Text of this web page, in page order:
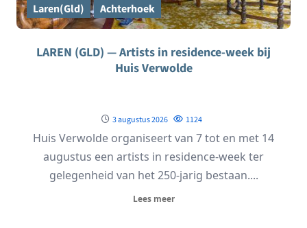
Laren(Gld) Achterhoek
LAREN (GLD) — Artists in residence-week bij
Huis Verwolde
3 augustus 2026 1124
Huis Verwolde organiseert van 7 tot en met 14
augustus een artists in residence-week ter
gelegenheid van het 250-jarig bestaan....
Lees meer